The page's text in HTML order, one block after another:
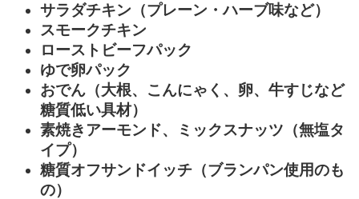
サラダチキン（プレーン・ハーブ味など）
スモークチキン
ローストビーフパック
ゆで卵パック
おでん（大根、こんにゃく、卵、牛すじなど
糖質低い具材）
素焼きアーモンド、ミックスナッツ（無塩タ
イプ）
糖質オフサンドイッチ（ブランパン使用のも
の）